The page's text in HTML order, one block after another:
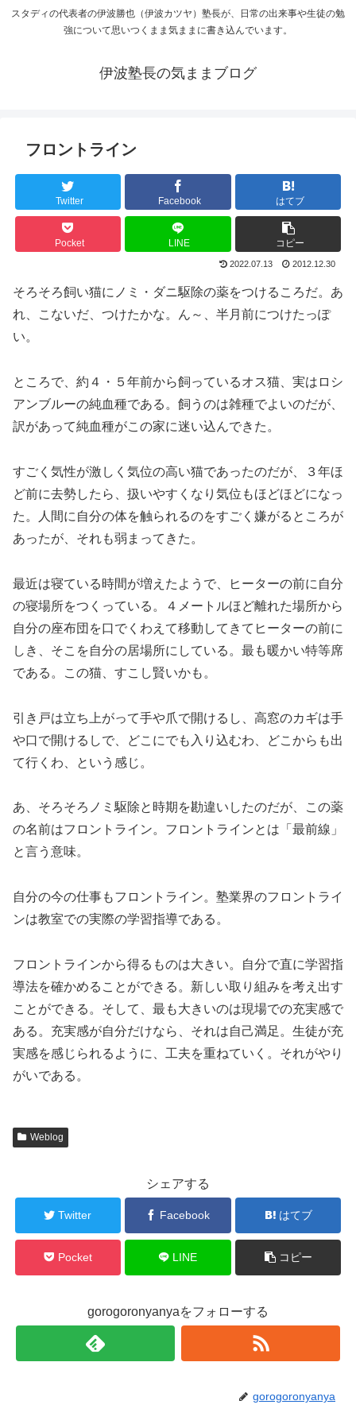
スタディの代表者の伊波勝也（伊波カツヤ）塾長が、日常の出来事や生徒の勉
強について思いつくまま気ままに書き込んでいます。
伊波塾長の気ままブログ
フロントライン
Twitter Facebook はてブ
Pocket LINE コピー
2022.07.13 2012.12.30
そろそろ飼い猫にノミ・ダニ駆除の薬をつけるころだ。あ
れ、こないだ、つけたかな。ん～、半月前につけたっぽ
い。
ところで、約４・５年前から飼っているオス猫、実はロシ
アンブルーの純血種である。飼うのは雑種でよいのだが、
訳があって純血種がこの家に迷い込んできた。
すごく気性が激しく気位の高い猫であったのだが、３年ほ
ど前に去勢したら、扱いやすくなり気位もほどほどになっ
た。人間に自分の体を触られるのをすごく嫌がるところが
あったが、それも弱まってきた。
最近は寝ている時間が増えたようで、ヒーターの前に自分
の寝場所をつくっている。４メートルほど離れた場所から
自分の座布団を口でくわえて移動してきてヒーターの前に
しき、そこを自分の居場所にしている。最も暖かい特等席
である。この猫、すこし賢いかも。
引き戸は立ち上がって手や爪で開けるし、高窓のカギは手
や口で開けるしで、どこにでも入り込むわ、どこからも出
て行くわ、という感じ。
あ、そろそろノミ駆除と時期を勘違いしたのだが、この薬
の名前はフロントライン。フロントラインとは「最前線」
と言う意味。
自分の今の仕事もフロントライン。塾業界のフロントライ
ンは教室での実際の学習指導である。
フロントラインから得るものは大きい。自分で直に学習指
導法を確かめることができる。新しい取り組みを考え出す
ことができる。そして、最も大きいのは現場での充実感で
ある。充実感が自分だけなら、それは自己満足。生徒が充
実感を感じられるように、工夫を重ねていく。それがやり
がいである。
Weblog
シェアする
Twitter Facebook はてブ
Pocket LINE コピー
gorogoronyanyaをフォローする
gorogoronyanya